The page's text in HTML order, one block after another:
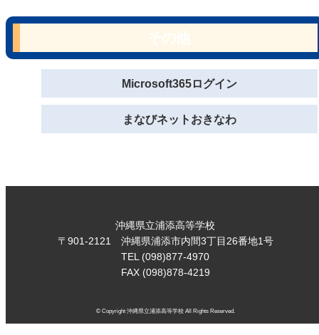
Microsoft365ログイン
まなびネットおきなわ
沖縄県立浦添高等学校
〒901-2121 沖縄県浦添市内間3丁目26番地1号
TEL (098)877-4970
FAX (098)878-4219
© Copyright 沖縄県立浦添高等学校 All Rights Reserved.